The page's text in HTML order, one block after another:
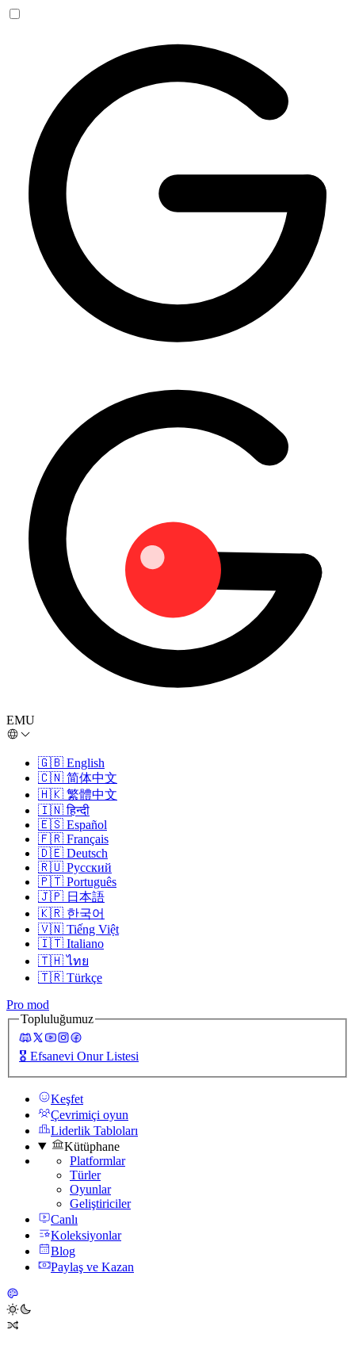
EMU
🇬🇧 English
🇨🇳 简体中文
🇭🇰 繁體中文
🇮🇳 हिन्दी
🇪🇸 Español
🇫🇷 Français
🇩🇪 Deutsch
🇷🇺 Русский
🇵🇹 Português
🇯🇵 日本語
🇰🇷 한국어
🇻🇳 Tiếng Việt
🇮🇹 Italiano
🇹🇭 ไทย
🇹🇷 Türkçe
Pro mod
Topluluğumuz
🎖️ Efsanevi Onur Listesi
Keşfet
Çevrimiçi oyun
Liderlik Tabloları
Kütüphane
Platformlar
Türler
Oyunlar
Geliştiriciler
Canlı
Koleksiyonlar
Blog
Paylaş ve Kazan